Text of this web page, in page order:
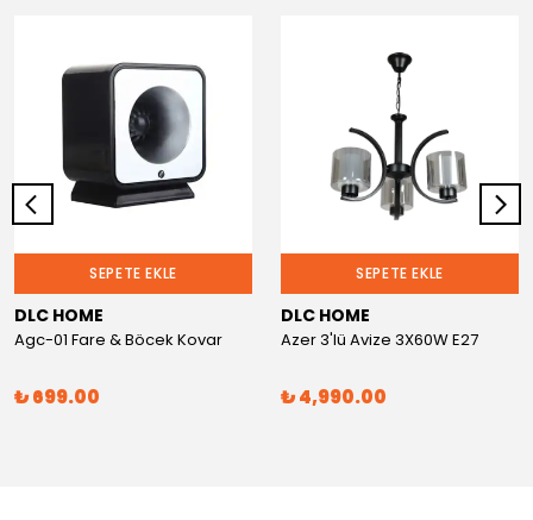
SEPETE EKLE
DLC HOME
Agc-01 Fare & Böcek Kovar
₺ 699.00
SEPETE EKLE
DLC HOME
Azer 3'lü Avize 3X60W E27
₺ 4,990.00